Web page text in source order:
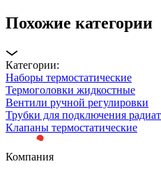
Похожие категории
Категории:
Наборы термостатические
Термоголовки жидкостные
Вентили ручной регулировки
Трубки для подключения
Клапаны термостатические
Компания